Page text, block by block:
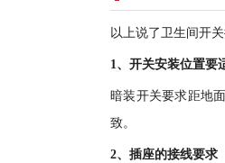
以上说了卫生间开
1、开关安装位置要
暗装开关要求距地
致。
2、插座的接线要求